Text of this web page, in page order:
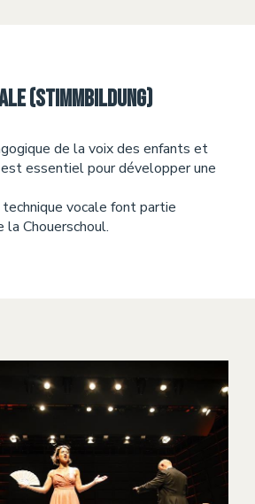
(Stimmbildung)
de la voix des enfants et
essentiel pour développer une
vocale font partie
Chouerschoul.